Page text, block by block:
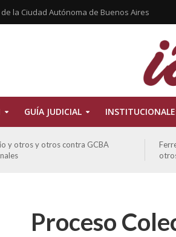
la Ciudad Autónoma de Buenos Aires
GUÍA JUDICIAL
y otros y otros contra GCBA
Proceso